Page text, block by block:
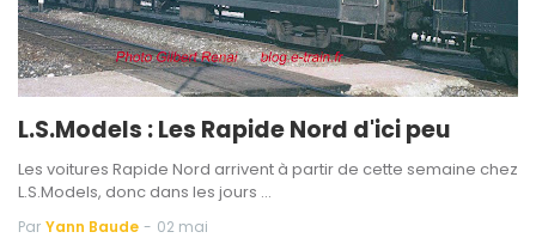
L.S.Models : Les Rapide Nord d'ici peu
Les voitures Rapide Nord arrivent à partir de cette semaine chez
L.S.Models, donc dans les jours …
Par Yann Baude - 02 mai